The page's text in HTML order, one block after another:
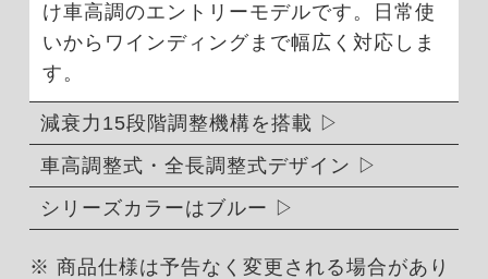
け車高調のエントリーモデルです。日常使
いからワインディングまで幅広く対応しま
す。
減衰力15段階調整機構を搭載
車高調整式・全長調整式デザイン
シリーズカラーはブルー
※ 商品仕様は予告なく変更される場合があり